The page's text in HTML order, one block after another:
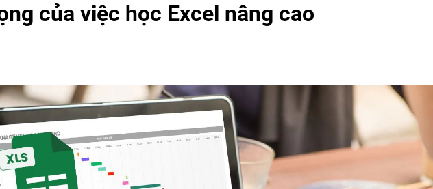
của việc học Excel nâng cao